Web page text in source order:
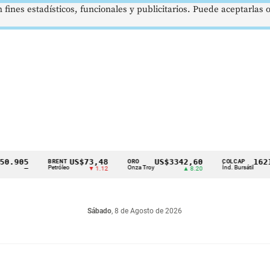
BRENT
Petróleo
US$73,48
▼ 1.12
ORO
Onza Troy
US$3342,60 COLCAP
Índ. Bursátil
1621,34
Sábado, 8 de Agosto de 2026
estadísticos, funcionales y publicitarios. Puede aceptarlas